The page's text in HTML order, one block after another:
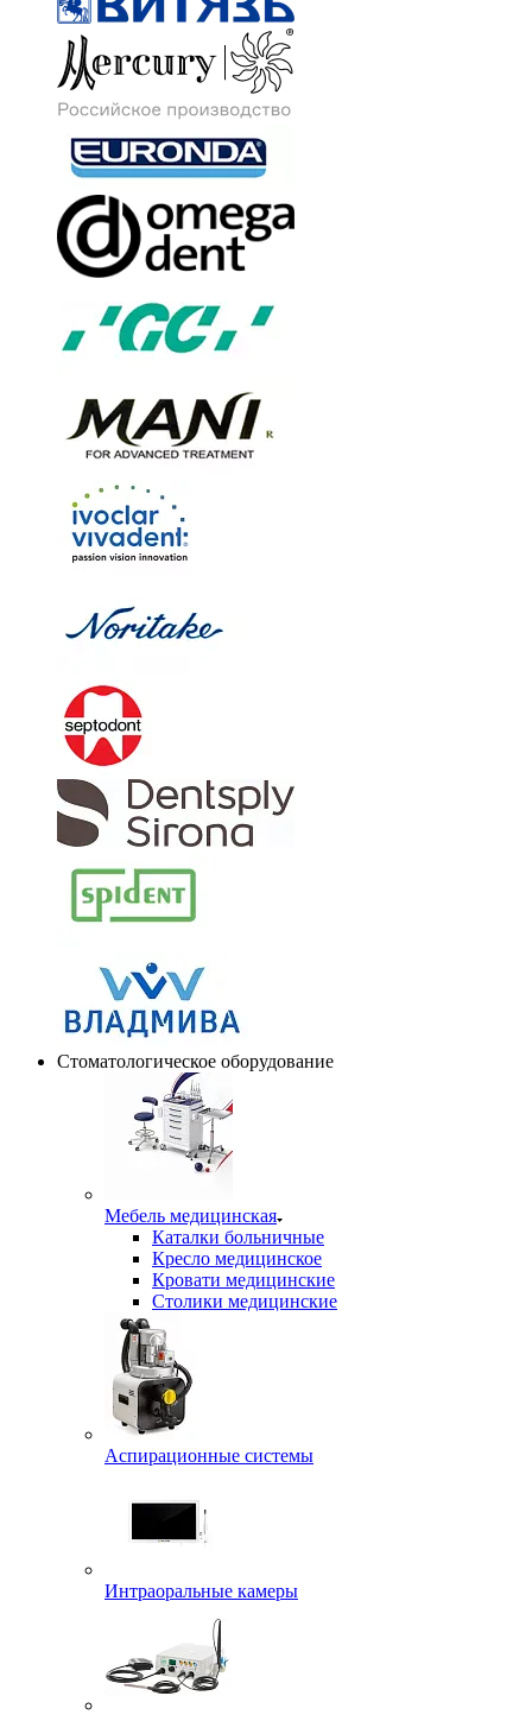
Стоматологическое оборудование
Мебель медицинская
Каталки больничные
Кресло медицинское
Кровати медицинские
Столики медицинские
Аспирационные системы
Интраоральные камеры